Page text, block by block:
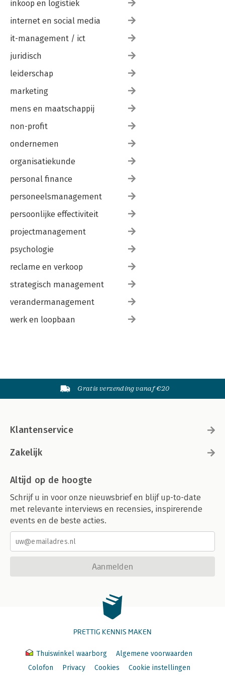
inkoop en logistiek
internet en social media
it-management / ict
juridisch
leiderschap
marketing
mens en maatschappij
non-profit
ondernemen
organisatiekunde
personal finance
personeelsmanagement
persoonlijke effectiviteit
projectmanagement
psychologie
reclame en verkoop
strategisch management
verandermanagement
werk en loopbaan
Gratis verzending vanaf €20
Klantenservice
Zakelijk
Altijd op de hoogte
Schrijf u in voor onze nieuwsbrief en blijf up-to-date
met relevante interviews en recensies, inspirerende
events en de beste acties.
Aanmelden
PRETTIG KENNIS MAKEN
Thuiswinkel waarborg
Algemene voorwaarden
Colofon
Privacy Cookies Cookie instellingen